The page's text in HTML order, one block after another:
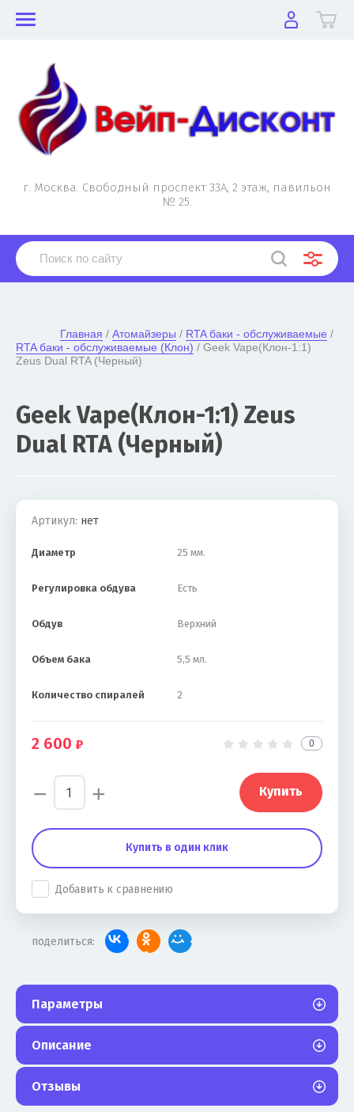
г. Москва. Свободный проспект 33А, 2 этаж, павильон
№ 25.
Главная / Атомайзеры / RTA баки - обслуживаемые
RTA баки - обслуживаемые (Клон) / Geek Vape(Клон-1:1)
Zeus Dual RTA (Черный)
Geek Vape(Клон-1:1) Zeus
Dual RTA (Черный)
Артикул: нет
Диаметр 25 мм.
Регулировка обдува Есть
Обдув Верхний
Объем бака 5,5 мл.
Количество спиралей 2
2 600 0
− + Купить
Купить в один клик
Добавить к сравнению
поделиться:
Параметры
Описание
Отзывы